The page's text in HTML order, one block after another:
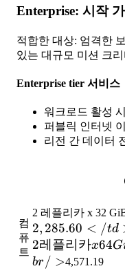
Enterprise: 시작
적합한 대상: 엄격한
있는 대규모 미션 크
Enterprise tier 서비스
워크로드 활성
퍼블릭 인터넷
리전 간 데이터
컴
퓨
트
2 레플리카 x 32
2,285.60</td>
<td>2 레플리
카 x 64 GiB
2, 285.60 < /td
2레플리카x64G
br/ >4,571.19